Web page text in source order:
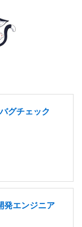
グチェック
発エンジニア